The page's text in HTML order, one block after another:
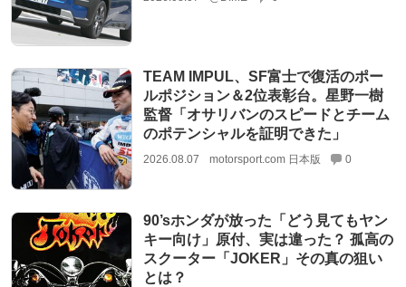
TEAM IMPUL、SF富士で復活のポー
ルポジション＆2位表彰台。星野一樹
監督「オサリバンのスピードとチーム
のポテンシャルを証明できた」
2026.08.07 motorsport.com 日本版 0
90’sホンダが放った「どう見てもヤン
キー向け」原付、実は違った？ 孤高の
スクーター「JOKER」その真の狙い
とは？